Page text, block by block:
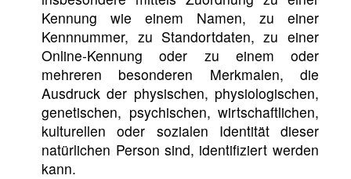
Kennung wie einem Namen, zu einer
Kennnummer, zu Standortdaten, zu einer
Online-Kennung oder zu einem oder
mehreren besonderen Merkmalen, die
Ausdruck der physischen, physiologischen,
genetischen, psychischen, wirtschaftlichen,
kulturellen oder sozialen Identität dieser
natürlichen Person sind, identifiziert werden
kann.